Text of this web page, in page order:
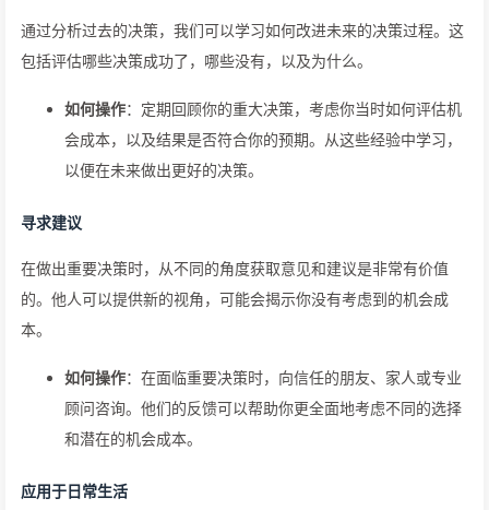
通过分析过去的决策，我们可以学习如何改进未来的决策过程。这
包括评估哪些决策成功了，哪些没有，以及为什么。
如何操作：定期回顾你的重大决策，考虑你当时如何评估机
会成本，以及结果是否符合你的预期。从这些经验中学习，
以便在未来做出更好的决策。
寻求建议
在做出重要决策时，从不同的角度获取意见和建议是非常有价值
的。他人可以提供新的视角，可能会揭示你没有考虑到的机会成
本。
如何操作：在面临重要决策时，向信任的朋友、家人或专业
顾问咨询。他们的反馈可以帮助你更全面地考虑不同的选择
和潜在的机会成本。
应用于日常生活